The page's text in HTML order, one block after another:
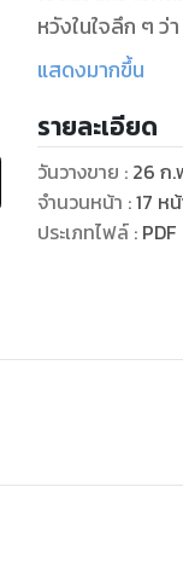
หวังในใจลึก ๆ ว่า ท่านผู้อ่านอาจหลวมตัวมาซื้อไปอ่าน พอได้เงินประทังชีวิตของตัวผมต่อไป ติดตามอ่าน
กันได้คครับผม ข
แสดงมากขึ้น
รายละเอียด
วันวางขาย : 26 ก
จำนวนหน้า :17 ห
ประเภทไฟล์: PDF